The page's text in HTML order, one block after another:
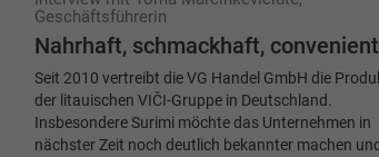
Geschäftsführerin
Nahrhaft, schmackhaft, convenient
Seit 2010 vertreibt die VG Handel GmbH die
der litauischen VIČI-Gruppe in Deutschland.
Insbesondere Surimi möchte das Unternehmen in
nächster Zeit noch deutlich bekannter machen